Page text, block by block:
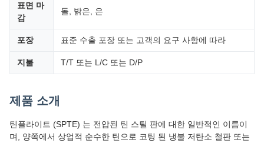
표면 마
감
돌, 밝은, 은
포장 표준 수출 포장 또는 고객의 요구 사항에 따라
지불 T/T 또는 L/C 또는 D/P
제품 소개
틴플라이트 (SPTE) 는 전압된 틴 스틸 판에 대한 일반적인 이름이
며, 양쪽에서 상업적 순수한 틴으로 코팅 된 냉불 저탄소 철판 또는